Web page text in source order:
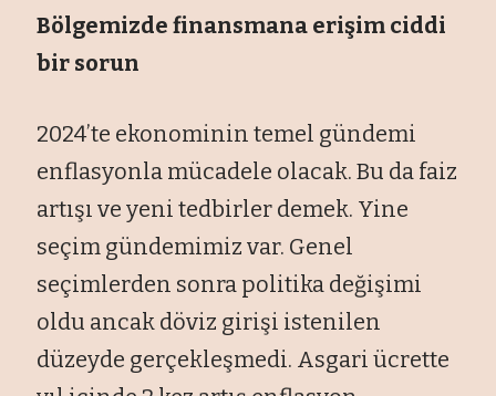
Bölgemizde finansmana erişim ciddi
bir sorun
2024’te ekonominin temel gündemi
enflasyonla mücadele olacak. Bu da faiz
artışı ve yeni tedbirler demek. Yine
seçim gündemimiz var. Genel
seçimlerden sonra politika değişimi
oldu ancak döviz girişi istenilen
düzeyde gerçekleşmedi. Asgari ücrette